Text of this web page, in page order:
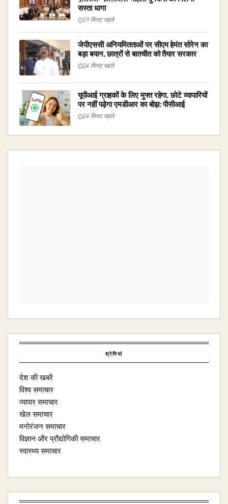
सस्ता धागा
19 मिनट पहले
जेपीएससी अनियमितताओं पर सीएम हेमंत सोरेन का
बड़ा बयान, छात्रों से बातचीत को तैयार सरकार
24 मिनट पहले
यूपीआई ग्राहकों के लिए मुफ्त रहेगा, छोटे व्यापारियों
पर नहीं पड़ेगा एमडीआर का बोझ: पीसीआई
24 मिनट पहले
श्रेणियां
देश की खबरें
विश्व समाचार
व्यापार समाचार
खेल समाचार
मनोरंजन समाचार
विज्ञान और प्रौद्योगिकी समाचार
स्वास्थ्य समाचार